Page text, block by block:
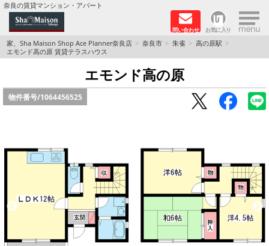
奈良の賃貸マンション・アパート
問い合わせ お気に入り ×
TOPページ
Foreigners welcome！
店長のおすすめ物件
積水ハウス Sha Maison 特集 (奈良北部、木津川
積水ハウス Sha Maison 特集 (奈良南部)
路線·駅から探す
家、Sha Maison Shop Ace Planner奈良店 奈良市 朱雀
高の原駅
エモンド高の原 賃貸テラスハウス
エモンド高の原
物件番号/1064456525